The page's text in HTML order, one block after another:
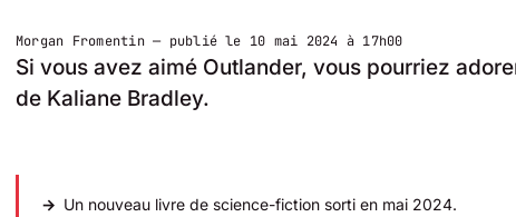
Morgan Fromentin— publié le 10 mai 2024 à 17h00
Si vous avez aimé Outlander, vous pourriez
de Kaliane Bradley.
Un nouveau livre de science-fiction sorti en mai 2024.